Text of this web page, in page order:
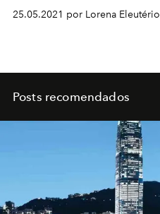
25.05.2021 por Lorena Eleutério
Posts recomendados